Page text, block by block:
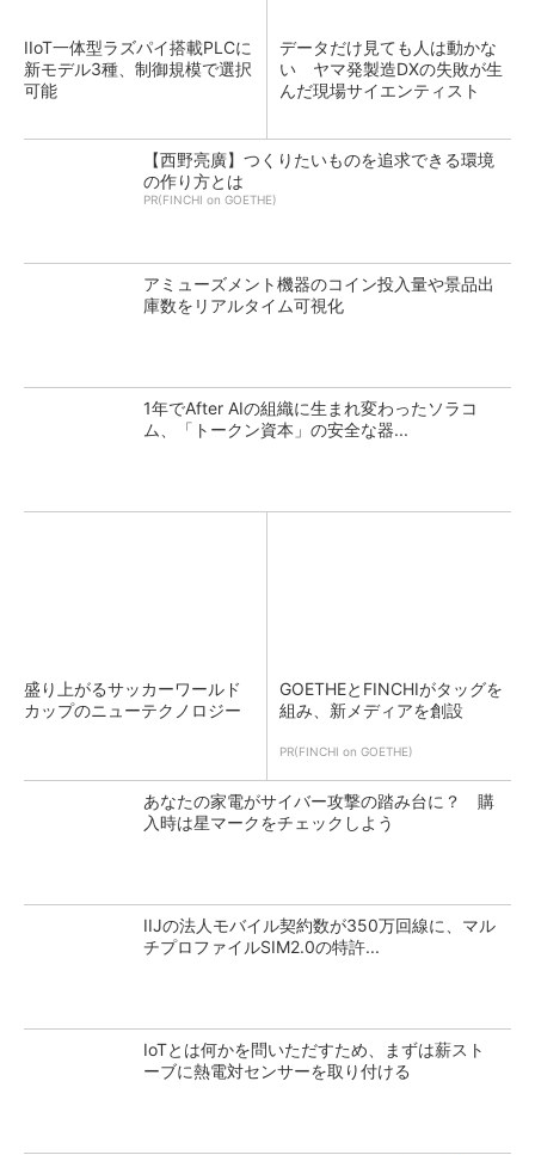
IIoT一体型ラズパイ搭載PLCに
新モデル3種、制御規模で選択
可能
データだけ見ても人は動かな
い ヤマ発製造DXの失敗が生
んだ現場サイエンティスト
【西野亮廣】つくりたいものを追求できる環境
の作り方とは
PR(FINCHI on GOETHE)
アミューズメント機器のコイン投入量や景品出
庫数をリアルタイム可視化
1年でAfter AIの組織に生まれ変わったソラコ
ム、「トークン資本」の安全な器...
盛り上がるサッカーワールド
カップのニューテクノロジー
GOETHEとFINCHIがタッグを
組み、新メディアを創設
PR(FINCHI on GOETHE)
あなたの家電がサイバー攻撃の踏み台に？ 購
入時は星マークをチェックしよう
IIJの法人モバイル契約数が350万回線に、マル
チプロファイルSIM2.0の特許...
IoTとは何かを問いただすため、まずは薪スト
ーブに熱電対センサーを取り付ける